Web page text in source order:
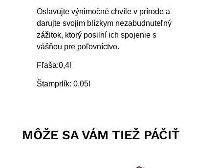
Oslavujte výnimočné chvíle v prírode a
darujte svojim blízkym nezabudnuteľný
zážitok, ktorý posilní ich spojenie s
vášňou pre poľovníctvo.
Fľaša:0,4l
Štamprlík: 0,05l
MÔŽE SA VÁM TIEŽ PÁČIŤ